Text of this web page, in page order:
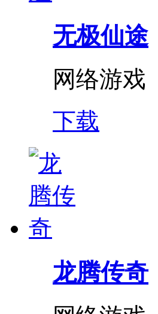
无极仙途
网络游戏
下载
龙腾传奇